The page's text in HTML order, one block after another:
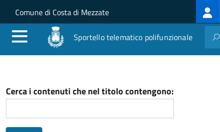
Salta al contenuto principale
Skip to site navigation
Comune di Costa di Mezzate
Sportello telematico polifunzionale
Cerca i contenuti che nel titolo contengono: